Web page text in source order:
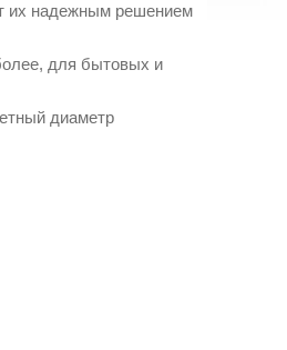
их надежным решением
для бытовых и
диаметр